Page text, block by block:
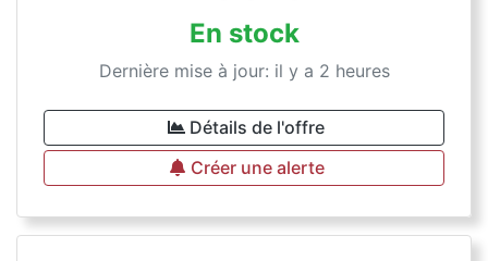
En stock
Dernière mise à jour: il y a 2 heures
Détails de l'offre
Créer une alerte